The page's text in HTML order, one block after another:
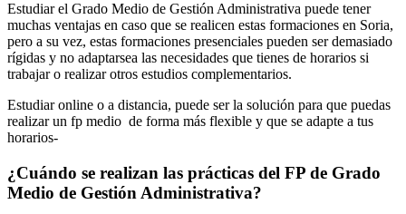
Estudiar el Grado Medio de Gestión Administrativa puede tener
muchas ventajas en caso que se realicen estas formaciones en Soria,
pero a su vez, estas formaciones presenciales pueden ser demasiado
rígidas y no adaptarsea las necesidades que tienes de horarios si
trabajar o realizar otros estudios complementarios.
Estudiar online o a distancia, puede ser la solución para que puedas
realizar un fp medio de forma más flexible y que se adapte a tus
horarios-
¿Cuándo se realizan las prácticas del FP de Grado
Medio de Gestión Administrativa?